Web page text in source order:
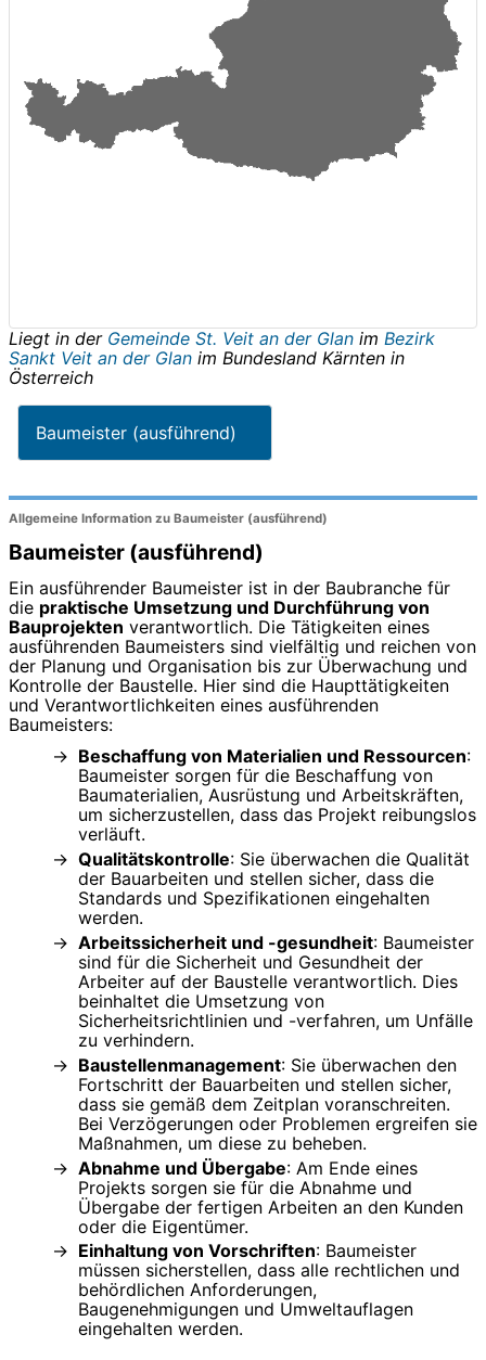
Liegt in der Gemeinde St. Veit an der Glan im Bezirk
Sankt Veit an der Glan im Bundesland Kärnten in
Österreich
Baumeister (ausführend)
Allgemeine Information zu Baumeister (ausführend)
Baumeister (ausführend)
Ein ausführender Baumeister ist in der Baubranche für
die praktische Umsetzung und Durchführung von
Bauprojekten verantwortlich. Die Tätigkeiten eines
ausführenden Baumeisters sind vielfältig und reichen von
der Planung und Organisation bis zur Überwachung und
Kontrolle der Baustelle. Hier sind die Haupttätigkeiten
und Verantwortlichkeiten eines ausführenden
Baumeisters:
Beschaffung von Materialien und Ressourcen:
Baumeister sorgen für die Beschaffung von
Baumaterialien, Ausrüstung und Arbeitskräften,
um sicherzustellen, dass das Projekt reibungslos
verläuft.
Qualitätskontrolle: Sie überwachen die Qualität
der Bauarbeiten und stellen sicher, dass die
Standards und Spezifikationen eingehalten
werden.
Arbeitssicherheit und -gesundheit: Baumeister
sind für die Sicherheit und Gesundheit der
Arbeiter auf der Baustelle verantwortlich. Dies
beinhaltet die Umsetzung von
Sicherheitsrichtlinien und -verfahren, um Unfälle
zu verhindern.
Baustellenmanagement: Sie überwachen den
Fortschritt der Bauarbeiten und stellen sicher,
dass sie gemäß dem Zeitplan voranschreiten.
Bei Verzögerungen oder Problemen ergreifen sie
Maßnahmen, um diese zu beheben.
Abnahme und Übergabe: Am Ende eines
Projekts sorgen sie für die Abnahme und
Übergabe der fertigen Arbeiten an den Kunden
oder die Eigentümer.
Einhaltung von Vorschriften: Baumeister
müssen sicherstellen, dass alle rechtlichen und
behördlichen Anforderungen,
Baugenehmigungen und Umweltauflagen
eingehalten werden.